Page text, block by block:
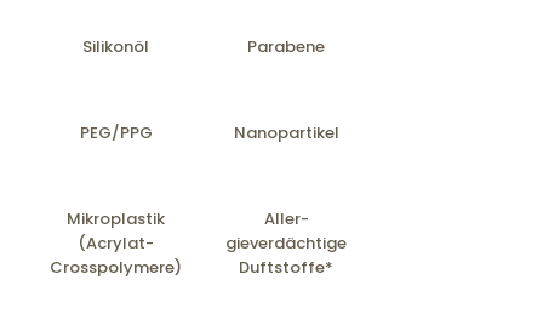
Silikonöl Parabene
PEG/PPG Nanopartikel
Mikro­plastik
(Acrylat-
Crosspolymere)
Aller­
gieverdächtige
Duftstoffe*